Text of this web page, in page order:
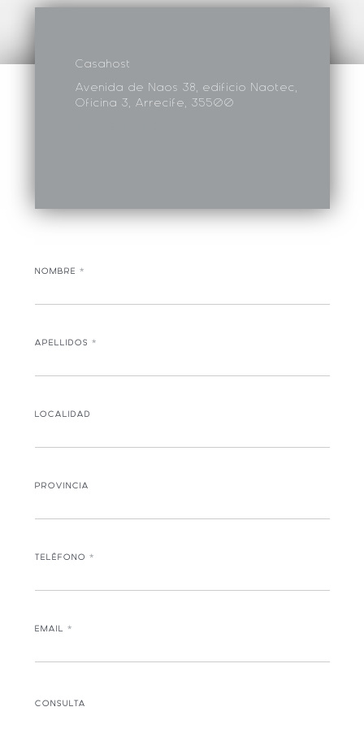
Casahost
Avenida de Naos 38, edificio Naotec,
Oficina 3, Arrecife, 35500
NOMBRE *
APELLIDOS *
LOCALIDAD
PROVINCIA
TELÉFONO *
EMAIL *
CONSULTA